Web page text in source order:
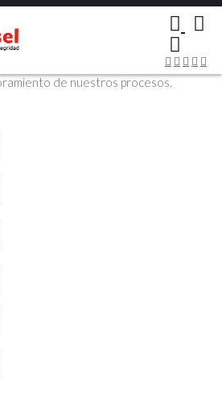
comentarios, sus opiniones son muy
de nuestros procesos.